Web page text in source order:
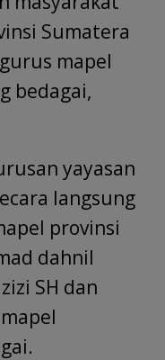
Sumatera
mapel
bedagai,
yayasan
langsung
provinsi
dahnil
SH dan